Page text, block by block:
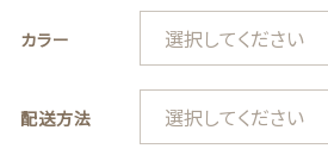
カラー
配送方法
フォ